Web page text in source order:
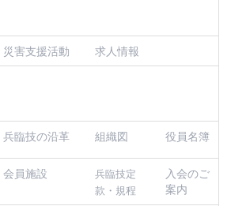
災害支援活動 求人情報
兵臨技の沿革 組織図 役員名簿
会員施設
兵臨技定
款・規程
入会のご
案内